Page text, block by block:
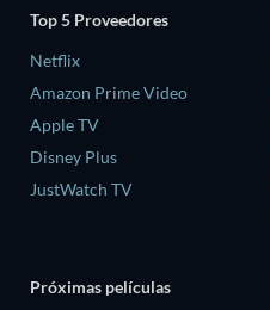
Top 5 Proveedores
Netflix
Amazon Prime Video
Apple TV
Disney Plus
JustWatch TV
Próximas películas